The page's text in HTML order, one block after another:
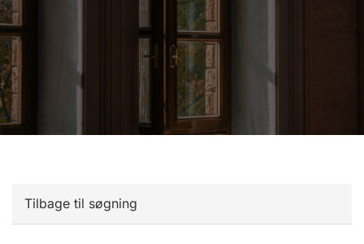
Tilbage til søgning